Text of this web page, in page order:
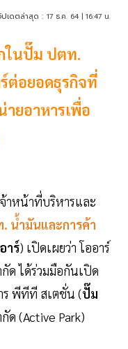
เดตล่าสุด : 17 ธ.ค. 64 | 16:47 น.
ในปั๊ม ปตท.
ต่อยอดธุรกิจที่
ยอาหารเพื่อ
าหน้าที่บริหารและ
น้ำมันและการค้า
าร์) เปิดเผยว่า โออาร์
กัด ได้ร่วมมือกันเปิด
ร พีทีที สเตชั่น (ปั๊ม
กัด (Active Park)